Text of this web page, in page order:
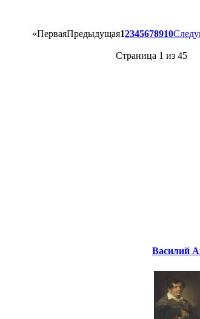
«ПерваяПредыдущая12345678910
Страница 1 из 45
Василий